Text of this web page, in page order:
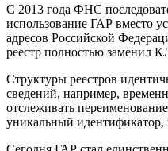
С 2013 года ФНС
использование ГАР вместо
адресов Российской
реестр полностью заменил
Структуры реестров
сведений, например,
отслеживать
уникальный